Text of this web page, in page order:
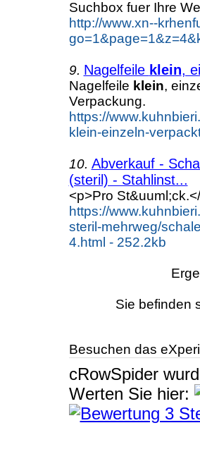
Suchbox fuer Ihre
http://www.xn--
9. Nagelfeile klein,
Nagelfeile klein,
Verpackung.
https://
klein-einzeln-
10. Abverkauf -
(steril) - Stahlinst...
<p>Pro
https://
steril-mehrweg/
4.html - 252.2kb
Sie befinden
Besuchen das
cRowSpider
Werten Sie hier: